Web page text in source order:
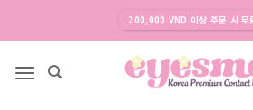
200,000 VND 이상 주문 시 무